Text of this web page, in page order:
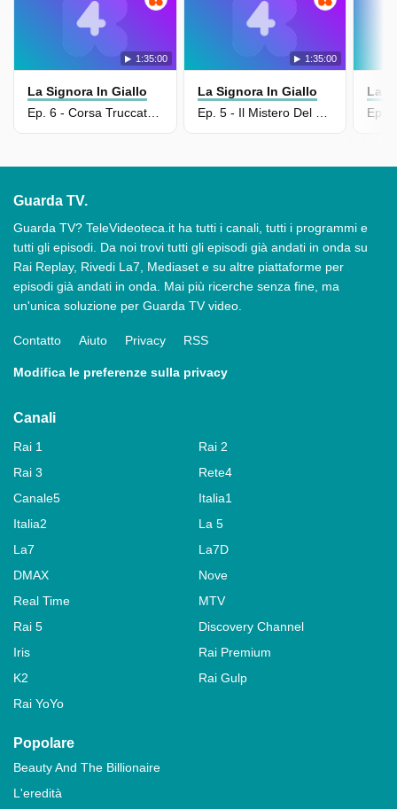
1:35:00
La Signora In Giallo
1:35:00
La Signora In Giallo
La
Guarda TV.
Guarda TV? TeleVideoteca.it ha tutti i canali, tutti i programmi e
tutti gli episodi. Da noi trovi tutti gli episodi già andati in onda su
Rai Replay, Rivedi La7, Mediaset e su altre piattaforme per
episodi già andati in onda. Mai più ricerche senza fine, ma
un'unica soluzione per Guarda TV video.
Contatto Aiuto Privacy RSS
Modifica le preferenze sulla privacy
Canali
Rai 1
Rai 2
Rai 3
Rete4
Canale5
Italia1
Italia2
La 5
La7
La7D
DMAX
Nove
Real Time
MTV
Rai 5
Discovery Channel
Iris
Rai Premium
K2
Rai Gulp
Rai YoYo
Popolare
Beauty And The Billionaire
L'eredità